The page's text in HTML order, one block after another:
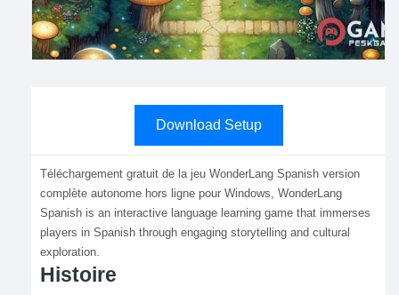
Download Setup
Téléchargement gratuit de la jeu WonderLang Spanish version
complète autonome hors ligne pour Windows, WonderLang
Spanish is an interactive language learning game that immerses
players in Spanish through engaging storytelling and cultural
exploration.
Histoire